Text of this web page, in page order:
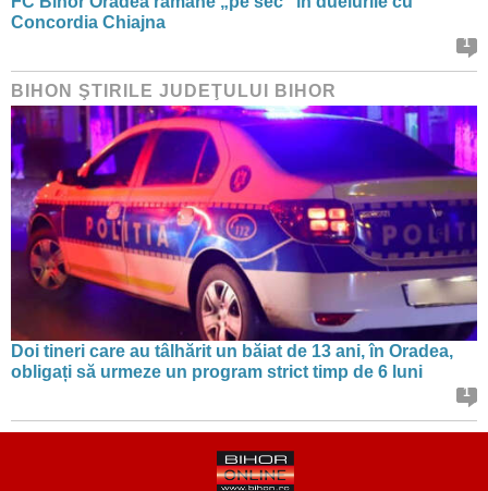
Concordia Chiajna
1
BIHON ŞTIRILE JUDEŢULUI BIHOR
Doi tineri care au tâlhărit un băiat de 13 ani, în Oradea,
obligați să urmeze un program strict timp de 6 luni
1